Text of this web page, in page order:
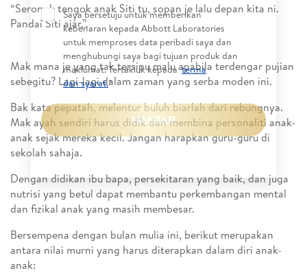
Saya bersetuju untuk memberikan
kebenaran kepada Abbott Laboratories
untuk memproses data peribadi saya dan
menghubungi saya bagi tujuan produk dan
maklumat. Tertakluk kepadaterma
dan syarat.*
HANTAR
Tetapkan Nilai
Kebaikan &
Keperibadian Tinggi
Dalam Anak Mama
Bersempena Bulan
Mulia Ini
“Seronok tengok anak Siti tu, sopan je lalu depan kita ni.
Pandai Siti ajar,”.
Mak mana je yang tak tersipu malu apabila terdengar pujian
sebegitu? Lagi-lagi dalam zaman yang serba moden ini.
Bak kata pepatah, melentur buluh biarlah dari rebungnya.
Mak ayah sendiri harus didik dan membina personaliti anak-
anak sejak mereka kecil. Jangan harapkan guru-guru di
sekolah sahaja.
Dengan didikan ibu bapa, persekitaran yang baik, dan juga
nutrisi yang betul dapat membantu perkembangan mental
dan fizikal anak yang masih membesar.
Bersempena dengan bulan mulia ini, berikut merupakan
antara nilai murni yang harus diterapkan dalam diri anak-
anak: